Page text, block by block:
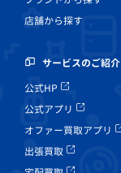
店舗から探す
サービスのご紹介
公式HP
公式アプリ
オファー買取アプリ
出張買取